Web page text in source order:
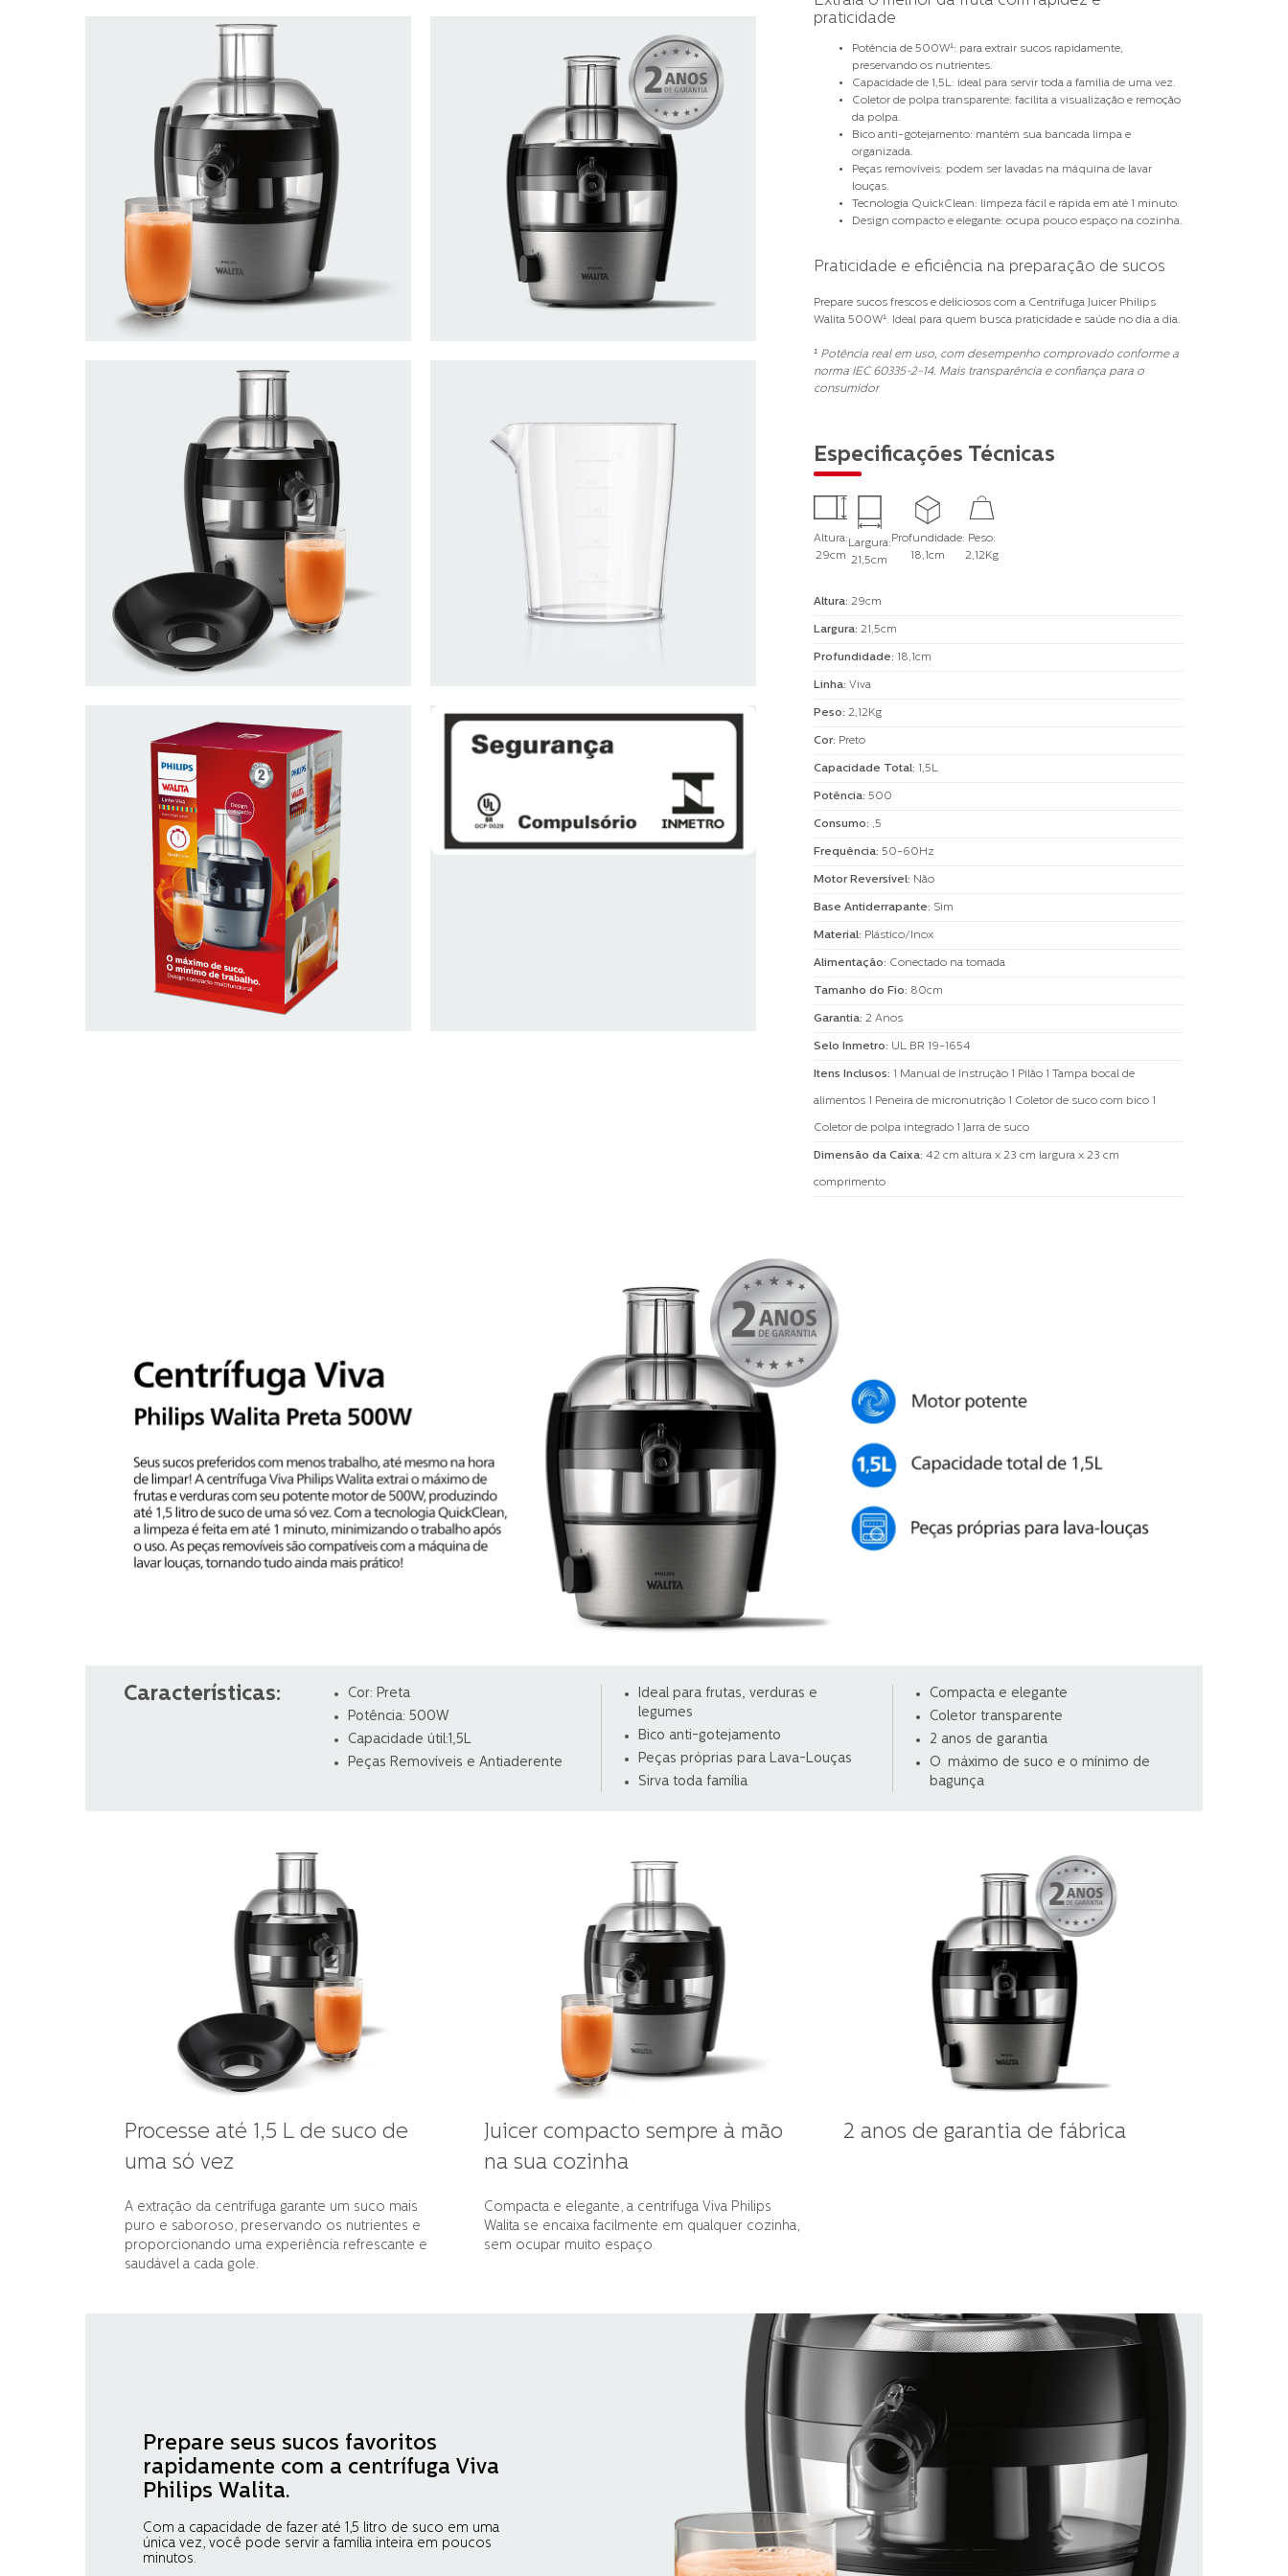
praticidade
Potência de 500W¹: para extrair sucos rapidamente,
preservando os nutrientes.
Capacidade de 1,5L: ideal para servir toda a família de uma vez.
Coletor de polpa transparente: facilita a visualização e remoção
da polpa.
Bico anti-gotejamento: mantém sua bancada limpa e
organizada.
Peças removíveis: podem ser lavadas na máquina de lavar
louças.
Tecnologia QuickClean: limpeza fácil e rápida em até 1 minuto.
Design compacto e elegante: ocupa pouco espaço na cozinha.
Praticidade e eficiência na preparação de sucos
Prepare sucos frescos e deliciosos com a Centrífuga Juicer Philips
Walita 500W¹. Ideal para quem busca praticidade e saúde no dia a dia.
¹ Potência real em uso, com desempenho comprovado conforme a
norma IEC 60335-2-14. Mais transparência e confiança para o
consumidor
Especificações Técnicas
Altura:
29cm
Largura:
21,5cm
Profundidade:
18,1cm
Peso:
2,12Kg
Altura: 29cm
Largura: 21,5cm
Profundidade: 18,1cm
Linha: Viva
Peso: 2,12Kg
Cor: Preto
Capacidade Total: 1,5L
Potência: 500
Consumo: ,5
Frequência: 50-60Hz
Motor Reversível: Não
Base Antiderrapante: Sim
Material: Plástico/Inox
Alimentação: Conectado na tomada
Tamanho do Fio: 80cm
Garantia: 2 Anos
Selo Inmetro: UL BR 19-1654
Itens Inclusos: 1 Manual de Instrução 1 Pilão 1 Tampa bocal de
alimentos 1 Peneira de micronutrição 1 Coletor de suco com bico 1
Coletor de polpa integrado 1 Jarra de suco
Dimensão da Caixa: 42 cm altura x 23 cm largura x 23 cm
comprimento
Características:
Cor: Preta
Potência: 500W
Capacidade útil:1,5L
Peças Removíveis e Antiaderente
Ideal para frutas, verduras e
legumes
Bico anti-gotejamento
Peças próprias para Lava-Louças
Sirva toda família
Compacta e elegante
Coletor transparente
2 anos de garantia
O máximo de suco e o mínimo de
bagunça
Processe até 1,5 L de suco de
uma só vez
A extração da centrífuga garante um suco mais
puro e saboroso, preservando os nutrientes e
proporcionando uma experiência refrescante e
saudável a cada gole.
Juicer compacto sempre à mão
na sua cozinha
Compacta e elegante, a centrífuga Viva Philips
Walita se encaixa facilmente em qualquer cozinha,
sem ocupar muito espaço.
2 anos de garantia de fábrica
Prepare seus sucos favoritos
rapidamente com a centrífuga Viva
Philips Walita.
Com a capacidade de fazer até 1,5 litro de suco em uma
única vez, você pode servir a família inteira em poucos
minutos.